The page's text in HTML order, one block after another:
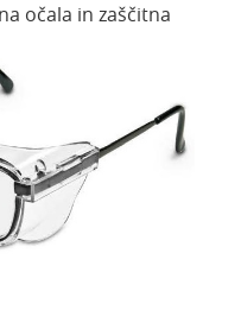
očala in zaščitna